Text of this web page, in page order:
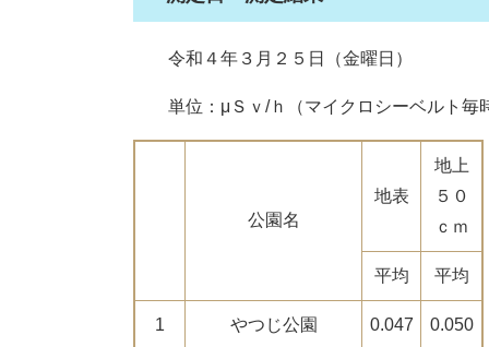
令和４年３月２５日（金曜日）
単位：μＳｖ/ｈ（マイクロシーベルト毎
公園名
地表
地上
５０
ｃｍ
平均 平均
1 やつじ公園 0.047 0.050